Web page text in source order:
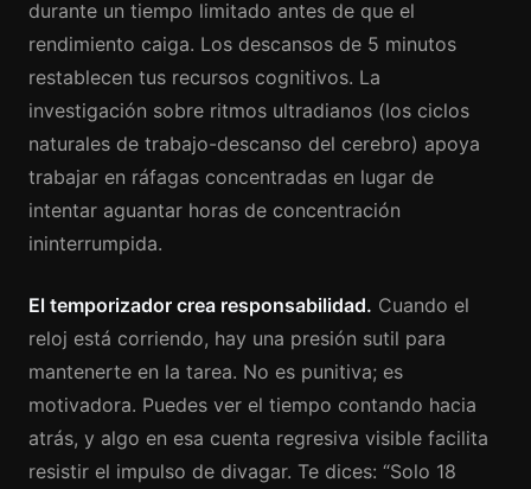
durante un tiempo limitado antes de que el
rendimiento caiga. Los descansos de 5 minutos
restablecen tus recursos cognitivos. La
investigación sobre ritmos ultradianos (los ciclos
naturales de trabajo-descanso del cerebro) apoya
trabajar en ráfagas concentradas en lugar de
intentar aguantar horas de concentración
ininterrumpida.
El temporizador crea responsabilidad. Cuando el
reloj está corriendo, hay una presión sutil para
mantenerte en la tarea. No es punitiva; es
motivadora. Puedes ver el tiempo contando hacia
atrás, y algo en esa cuenta regresiva visible facilita
resistir el impulso de divagar. Te dices: “Solo 18